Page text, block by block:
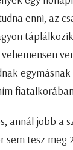
enni, az
annál jobb a
sem tesz